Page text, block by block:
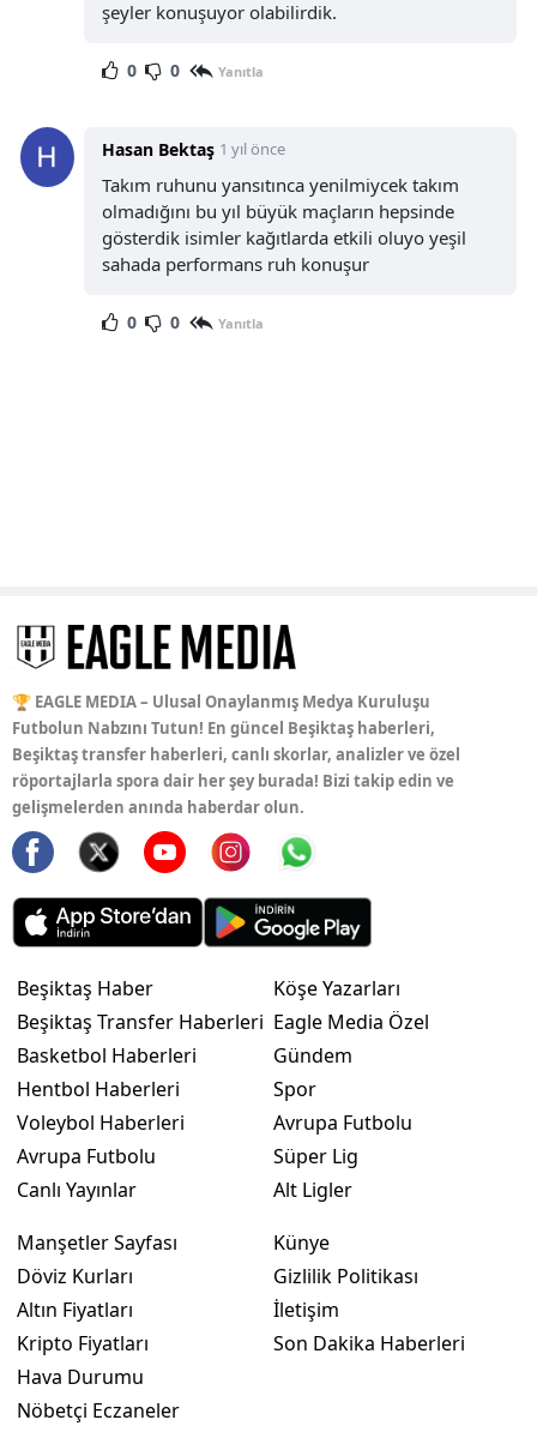
şeyler konuşuyor olabilirdik.
0 0 Yanıtla
Hasan Bektaş 1 yıl önce
Takım ruhunu yansıtınca yenilmiycek takım
olmadığını bu yıl büyük maçların hepsinde
gösterdik isimler kağıtlarda etkili oluyo yeşil
sahada performans ruh konuşur
0 0 Yanıtla
🏆 EAGLE MEDIA – Ulusal Onaylanmış Medya Kuruluşu
Futbolun Nabzını Tutun! En güncel Beşiktaş haberleri,
Beşiktaş transfer haberleri, canlı skorlar, analizler ve özel
röportajlarla spora dair her şey burada! Bizi takip edin ve
gelişmelerden anında haberdar olun.
Beşiktaş Haber
Beşiktaş Transfer Haberleri
Basketbol Haberleri
Hentbol Haberleri
Voleybol Haberleri
Avrupa Futbolu
Canlı Yayınlar
Köşe Yazarları
Eagle Media Özel
Gündem
Spor
Avrupa Futbolu
Süper Lig
Alt Ligler
Manşetler Sayfası
Döviz Kurları
Altın Fiyatları
Kripto Fiyatları
Hava Durumu
Nöbetçi Eczaneler
Künye
Gizlilik Politikası
İletişim
Son Dakika Haberleri